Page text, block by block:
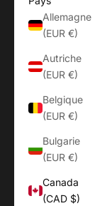
Allemagne
(EUR €)
Autriche
(EUR €)
Belgique
(EUR €)
Bulgarie
(EUR €)
Canada
(CAD $)